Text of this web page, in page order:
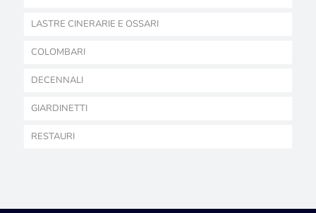
LASTRE CINERARIE E OSSARI
COLOMBARI
DECENNALI
GIARDINETTI
RESTAURI